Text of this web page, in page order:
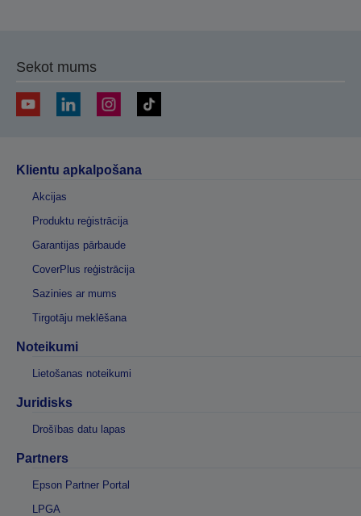
Sekot mums
Klientu apkalpošana
Akcijas
Produktu reģistrācija
Garantijas pārbaude
CoverPlus reģistrācija
Sazinies ar mums
Tirgotāju meklēšana
Noteikumi
Lietošanas noteikumi
Juridisks
Drošības datu lapas
Partners
Epson Partner Portal
LPGA